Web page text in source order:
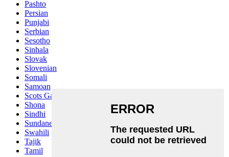
Pashto
Persian
Punjabi
Serbian
Sesotho
Sinhala
Slovak
Slovenian
Somali
Samoan
Scots Gaelic
Shona
Sindhi
Sundanese
Swahili
Tajik
Tamil